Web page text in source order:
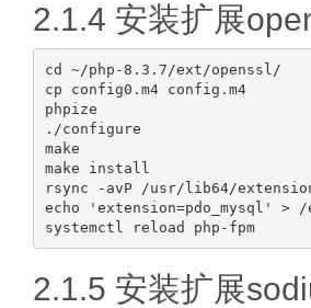
2.1.4 安装扩展
cd ~/php-8.3.7/ext/openssl/
cp config0.m4 config.m4
phpize
./configure
make
make install
rsync -avP /usr/lib64/
echo 'extension=pdo_mysql' >
systemctl reload php-fpm
2.1.5 安装扩展